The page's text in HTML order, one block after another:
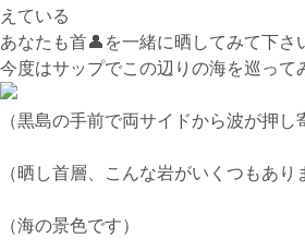
ピアノ教室について
080-3853-
えている
あなたも首👤を一緒に晒してみて下さ
今度はサップでこの辺りの海を巡っ
（黒島の手前で両サイドから波が押し
（晒し首層、こんな岩がいくつもあり
（海の景色です）